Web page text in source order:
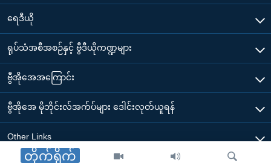
တိုက်ရိုက်
ရေဒီယို
ရုပ်သံအစီအစဉ်နှင့် ဗွီဒီယိုကဏ္ဍများ
ဗွီအိုအေအကြောင်း
ဗွီအိုအေ မိုဘိုင်းလ်အက်ပ်များ ဒေါင်းလုတ်ယူရန်
Other Links